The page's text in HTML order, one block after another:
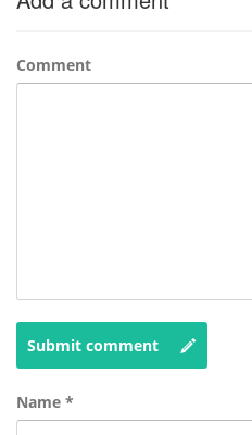
Comment
Submit comment
Name *